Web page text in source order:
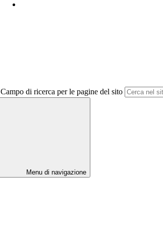
Campo di ricerca per le pagine del sito
Menu di navigazione